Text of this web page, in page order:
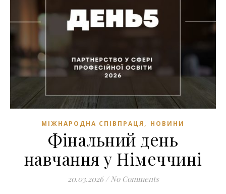
МІЖНАРОДНА СПІВПРАЦЯ , НОВИНИ
Фінальний день
навчання у Німеччині
20.03.2026 / No Comments